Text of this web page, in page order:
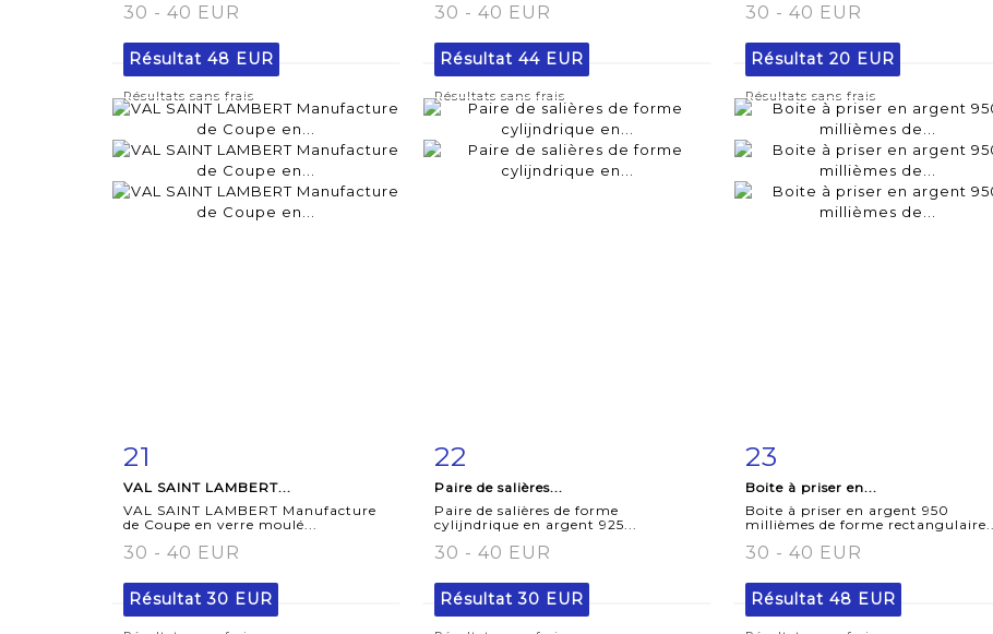
30 - 40 EUR
Résultat 48 EUR
Résultats sans frais
30 - 40 EUR
Résultat 44 EUR
Résultats sans frais
30 - 40 EUR
Résultat 20 EUR
Résultats sans frais
21
VAL SAINT LAMBERT...
VAL SAINT LAMBERT Manufacture
de Coupe en verre moulé...
30 - 40 EUR
Résultat30 EUR
22
Paire de salières...
Paire de salières de forme
cylijndrique en argent 925...
30 - 40 EUR
Résultat30 EUR
détaillée
23
Boite à priser en...
Boite à priser en argent 950
millièmes de forme rectangulaire...
30 - 40 EUR
Résultat 48 EUR